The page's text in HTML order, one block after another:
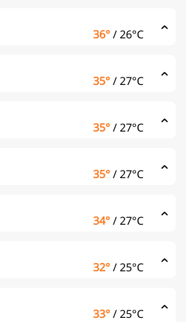
36°/26°C
35°/27°C
35°/27°C
35°/27°C
34°/27°C
32°/25°C
33°/25°C